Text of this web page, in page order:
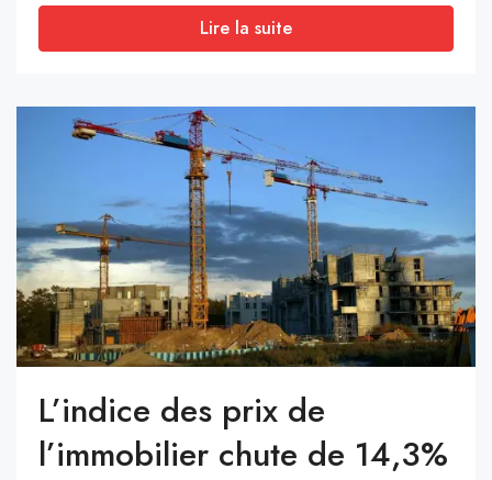
Lire la suite
L’indice des prix de
l’immobilier chute de 14,3%